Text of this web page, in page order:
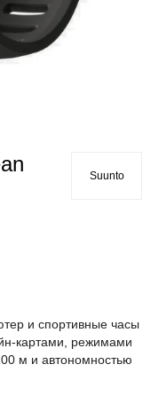
Suunto
и спортивные часы
картами, режимами
м и автономностью